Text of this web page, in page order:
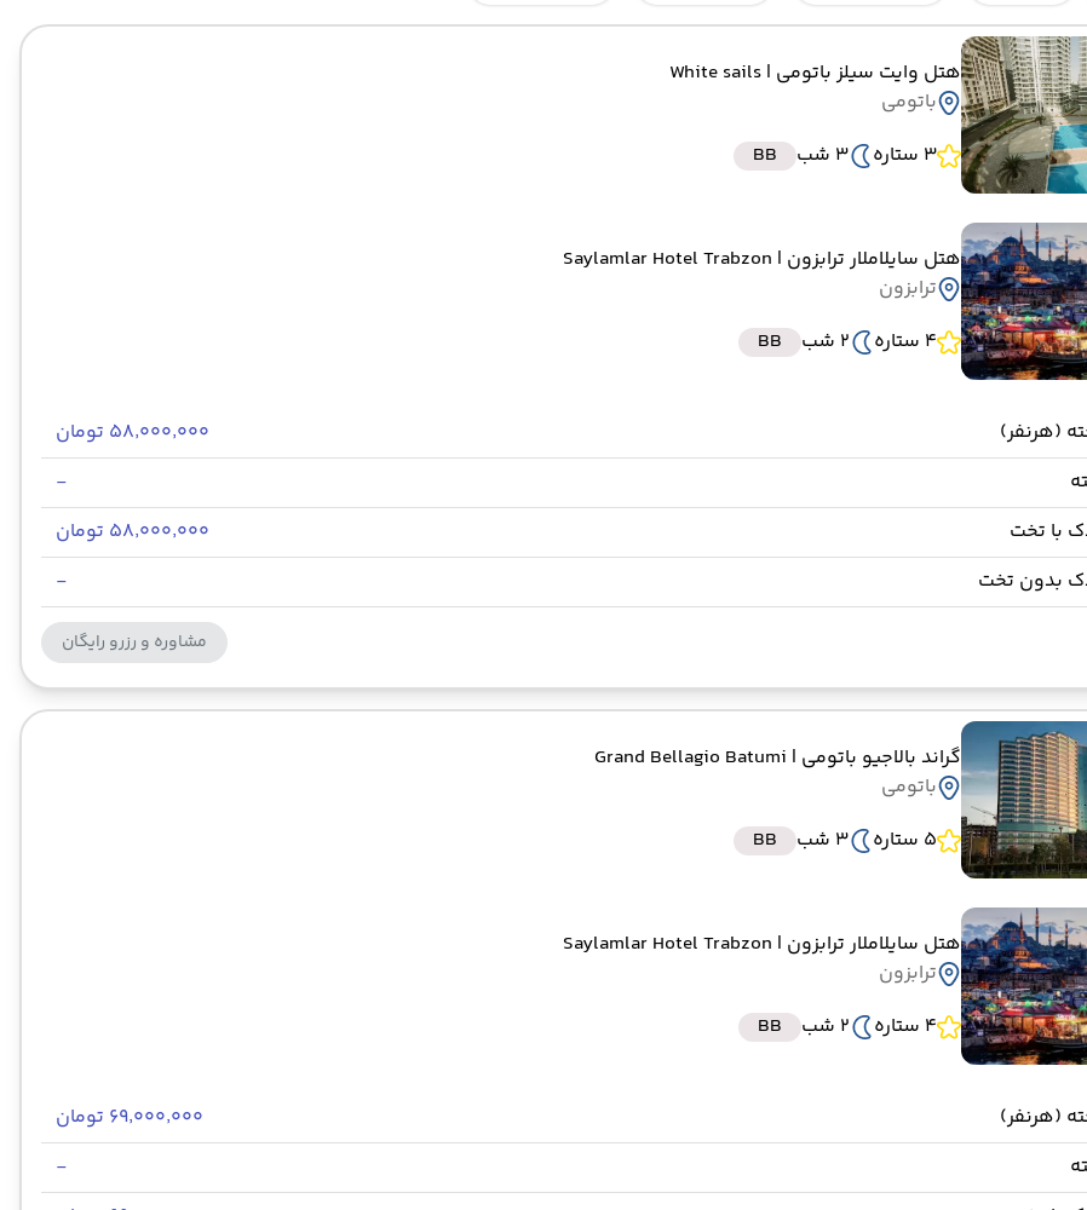
هتل وایت سیلز باتومی | White sails
باتومی
3 ستاره
3 شب BB
هتل سایلاملار ترابزون | Saylamlar Hotel Trabzon
ترابزون
4 ستاره
2 شب BB
۵۸٬۰۰۰٬۰۰۰ تومان
-
با تخت
۵۸٬۰۰۰٬۰۰۰ تومان
بدون تخت
-
مشاوره و رزرو رایگان
گراند بالاجیو باتومی | Grand Bellagio Batumi
باتومی
5 ستاره
3 شب BB
هتل سایلاملار ترابزون | Saylamlar Hotel Trabzon
ترابزون
4 ستاره
2 شب BB
۶۹٬۰۰۰٬۰۰۰ تومان
-